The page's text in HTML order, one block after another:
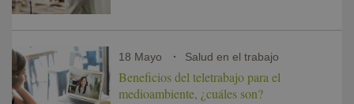
18 Mayo Salud en el trabajo
Beneficios del teletrabajo para el
medioambiente, ¿cuáles son?